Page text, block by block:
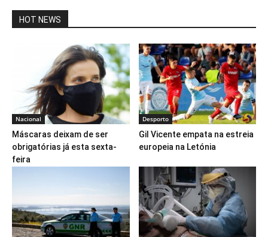
HOT NEWS
Nacional
Máscaras deixam de ser
obrigatórias já esta sexta-
feira
Desporto
Gil Vicente empata na estreia
europeia na Letónia